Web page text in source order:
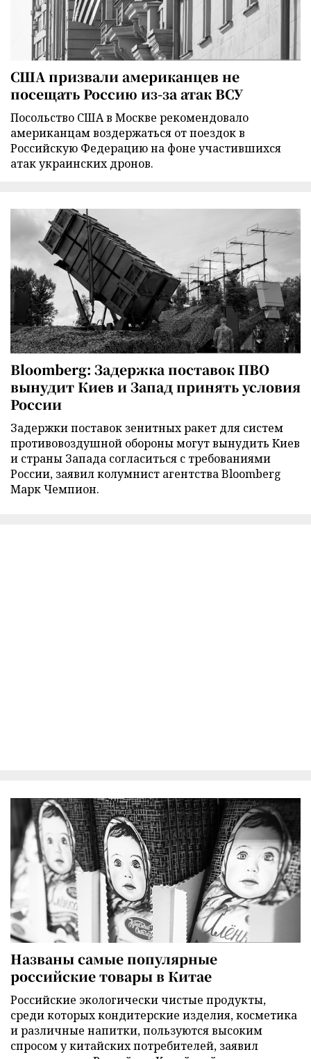
США призвали американцев не
посещать Россию из-за атак ВСУ
Посольство США в Москве рекомендовало
американцам воздержаться от поездок в
Российскую Федерацию на фоне участившихся
атак украинских дронов.
Bloomberg: Задержка поставок ПВО
вынудит Киев и Запад принять условия
России
Задержки поставок зенитных ракет для систем
противовоздушной обороны могут вынудить Киев
и страны Запада согласиться с требованиями
России, заявил колумнист агентства Bloomberg
Марк Чемпион.
Названы самые популярные
российские товары в Китае
Российские экологически чистые продукты,
среди которых кондитерские изделия, косметика
и различные напитки, пользуются высоким
спросом у китайских потребителей, заявил